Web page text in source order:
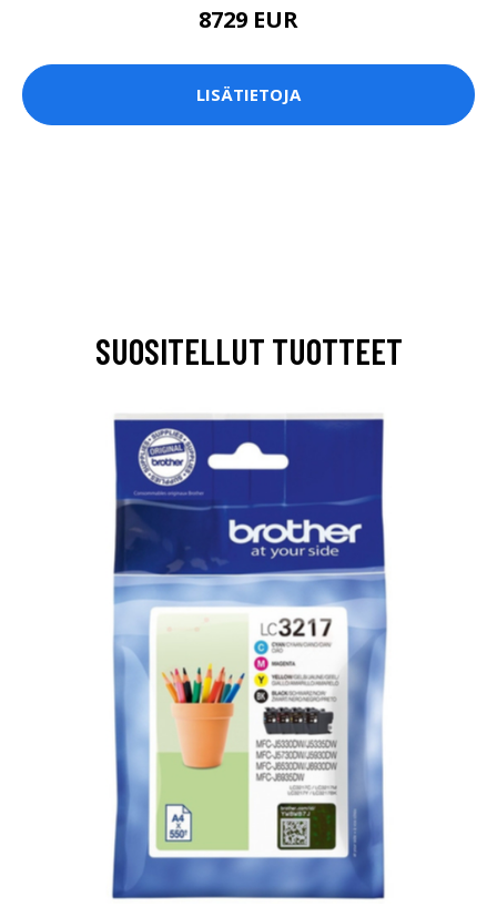
8729 EUR
LISÄTIETOJA
SUOSITELLUT TUOTTEET